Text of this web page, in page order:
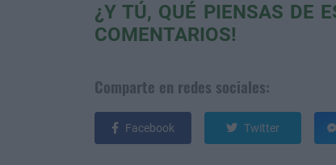
¿Y TÚ, QUÉ PIENSAS DE
COMENTARIOS!
Comparte en redes sociales:
Facebook Twitter